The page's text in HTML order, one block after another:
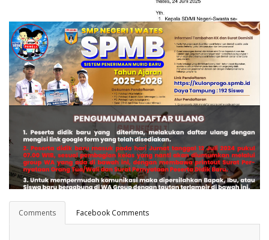
Jadwal Pengumuman SPMB & Daftar Ulang
Perpanjangan Pendaftaran SPMB Jalur Afirmasi dan
Domisili Wilayah
PENGUMUMAN SPMB 2025
Comments Facebook Comments